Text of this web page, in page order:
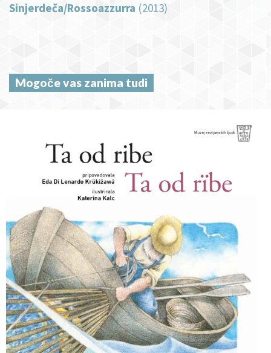
Sinjerdeča/Rossoazzurra (2013)
Mogoče vas zanima tudi